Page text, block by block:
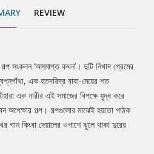
REVIEW
সংকলন ‘অসমাপ্ত কথন’। দুটি নিখাদ প্রেমের
এক হতদরিদ্র বাবা-মেয়ের শত
এক নারীর এই সমাজের বিপক্ষে যুদ্ধ করে
গল্প। গল্পগুলোর মাঝেই হয়তো পাঠক
গান কিংবা দেয়ালের ওপাশে ঝুলে থাকা দুরের